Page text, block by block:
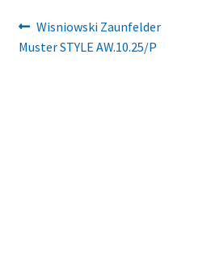
Beitragsnavigation
Vorheriger
Beitrag:
Wisniowski Zaunfelder
Muster STYLE AW.10.25/P